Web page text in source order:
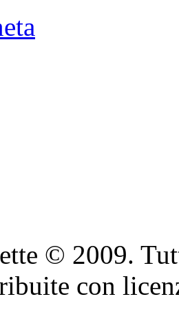
© 2009.
con